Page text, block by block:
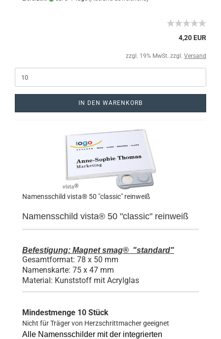
4,20 EUR
zzgl. 19% MwSt. zzgl. Versand
IN DEN WARENKORB
Namensschild vista® 50 "classic" reinweiß
Namensschild vista® 50 "classic" reinweiß
Befestigung: Magnet smag® "standard"
Gesamtformat: 78 x 50 mm
Namenskarte: 75 x 47 mm
Material: Kunststoff mit Acrylglas
Mindestmenge 10 Stück
Nicht für Träger von Herzschrittmacher geeignet
Alle Namensschilder mit der integrierten